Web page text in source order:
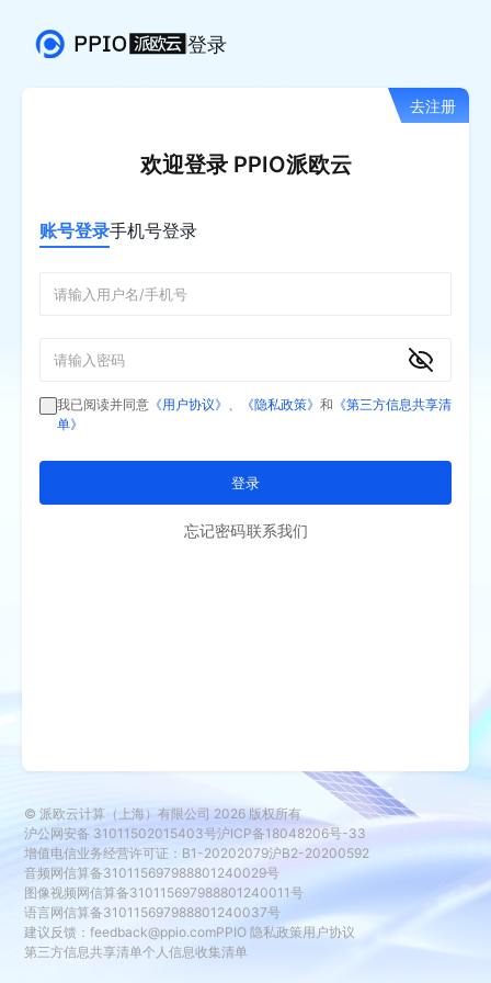
登录
去注册
欢迎登录 PPIO派欧云
账号登录手机号登录
我已阅读并同意 《用户协议》 、 《隐私政策》 和 《第三方信息共享清
单》
登录
忘记密码联系我们
© 派欧云计算（上海）有限公司 2026 版权所有
沪公网安备 31011502015403号沪ICP备18048206号-33
增值电信业务经营许可证：B1-20202079沪B2-20200592
音频网信算备310115697988801240029号
图像视频网信算备310115697988801240011号
语言网信算备310115697988801240037号
建议反馈：feedback@ppio.comPPIO 隐私政策用户协议
第三方信息共享清单个人信息收集清单